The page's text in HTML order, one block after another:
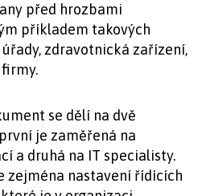
před hrozbami
příkladem takových
zdravotnická zařízení,
se dělí na dvě
je zaměřená na
a druhá na IT specialisty.
zejména nastavení řídících